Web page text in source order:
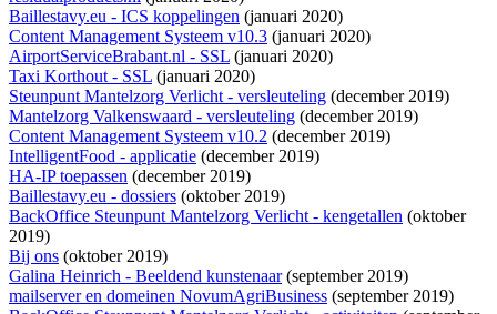
Baillestavy.eu - ICS koppelingen (januari 2020)
Content Management Systeem v10.3 (januari 2020)
AirportServiceBrabant.nl - SSL (januari 2020)
Taxi Korthout - SSL (januari 2020)
Steunpunt Mantelzorg Verlicht - versleuteling (december 2019)
Mantelzorg Valkenswaard - versleuteling (december 2019)
Content Management Systeem v10.2 (december 2019)
IntelligentFood - applicatie (december 2019)
HA-IP toepassen (december 2019)
Baillestavy.eu - dossiers (oktober 2019)
BackOffice Steunpunt Mantelzorg Verlicht - kengetallen (oktober
2019)
Bij ons (oktober 2019)
Galina Heinrich - Beeldend kunstenaar(september 2019)
mailserver en domeinen NovumAgriBusiness (september 2019)